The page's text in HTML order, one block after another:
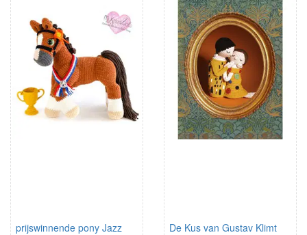
prijswinnende pony Jazz
De Kus van Gustav Klimt